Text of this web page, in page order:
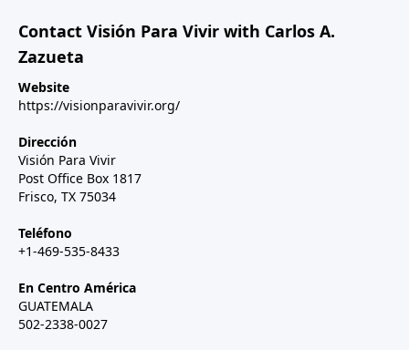
Contact Visión Para Vivir with Carlos A.
Zazueta
Website
https://visionparavivir.org/
Dirección
Visión Para Vivir
Post Office Box 1817
Frisco, TX 75034
Teléfono
+1-469-535-8433
En Centro América
GUATEMALA
502-2338-0027